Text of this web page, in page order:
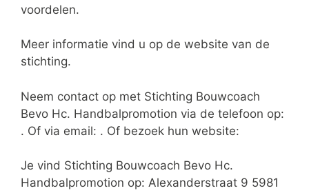
voordelen.
Meer informatie vind u op de website van de
stichting.
Neem contact op met Stichting Bouwcoach
Bevo Hc. Handbalpromotion via de telefoon op:
. Of via email: . Of bezoek hun website:
Je vind Stichting Bouwcoach Bevo Hc.
Handbalpromotion op: Alexanderstraat 9 5981